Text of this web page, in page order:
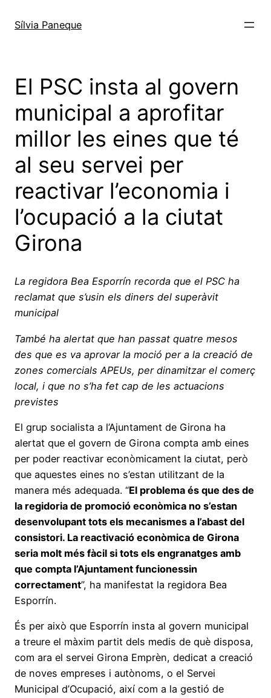
Sílvia Paneque
El PSC insta al govern
municipal a aprofitar
millor les eines que té
al seu servei per
reactivar l’economia i
l’ocupació a la ciutat
Girona
La regidora Bea Esporrín recorda que el PSC ha
reclamat que s’usin els diners del superàvit
municipal
També ha alertat que han passat quatre mesos
des que es va aprovar la moció per a la creació de
zones comercials APEUs, per dinamitzar el comerç
local, i que no s’ha fet cap de les actuacions
previstes
El grup socialista a l’Ajuntament de Girona ha
alertat que el govern de Girona compta amb eines
per poder reactivar econòmicament la ciutat, però
que aquestes eines no s’estan utilitzant de la
manera més adequada. “El problema és que des de
la regidoria de promoció econòmica no s’estan
desenvolupant tots els mecanismes a l’abast del
consistori. La reactivació econòmica de Girona
seria molt més fàcil si tots els engranatges amb
que compta l’Ajuntament funcionessin
correctament”, ha manifestat la regidora Bea
Esporrín.
És per això que Esporrín insta al govern municipal
a treure el màxim partit dels medis de què disposa,
com ara el servei Girona Emprèn, dedicat a creació
de noves empreses i autònoms, o el Servei
Municipal d’Ocupació, així com a la gestió de